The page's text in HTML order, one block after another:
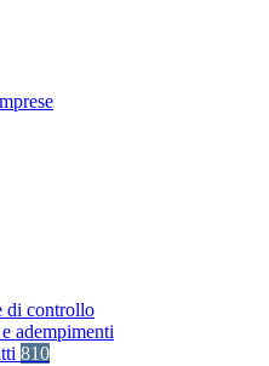
di controllo
adempimenti
810